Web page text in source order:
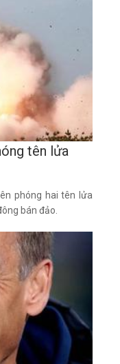
tên lửa
phóng hai tên lửa
bán đảo.